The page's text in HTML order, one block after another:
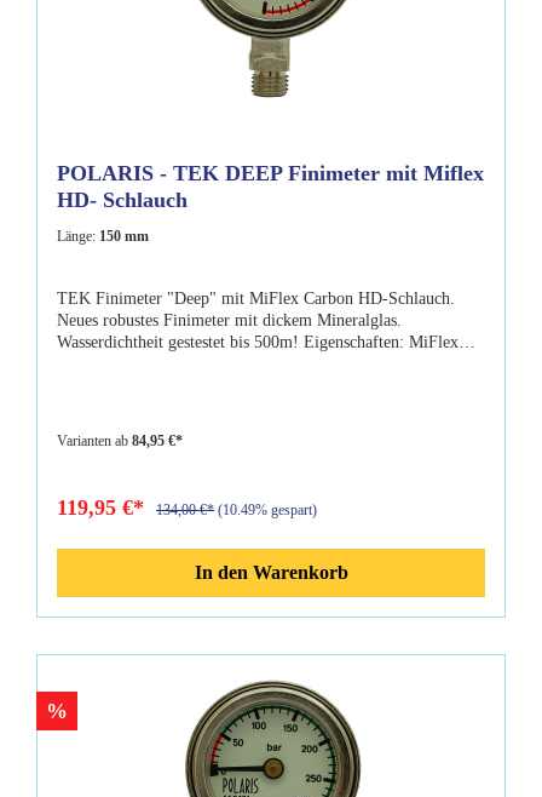
POLARIS - TEK DEEP Finimeter mit Miflex
HD- Schlauch
Länge: 150 mm
TEK Finimeter "Deep" mit MiFlex Carbon HD-Schlauch.
Neues robustes Finimeter mit dickem Mineralglas.
Wasserdichtheit gestestet bis 500m! Eigenschaften: MiFlex
Varianten ab 84,95 €*
119,95 €* 134,00 €* (10.49% gespart)
In den Warenkorb
%